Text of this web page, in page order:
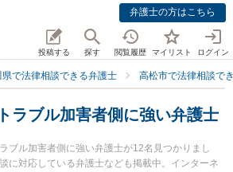
弁護士の方はこちら
投稿する 探す 閲覧履歴 マイリスト ログイン
県で法律相談できる弁護士 高松市で法律相談で
ラブル加害者側に強い弁護士
ブル加害者側に強い弁護士が12名見つかりまし
に対応している弁護士なども掲載中。インターネ